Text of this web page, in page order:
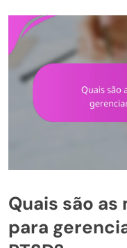
Quais são
para